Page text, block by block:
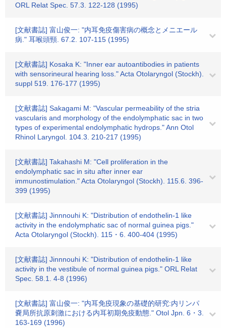
ORL Relat Spec. 57.3. 122-128 (1995)
[文献書誌] 富山俊一: "内耳免疫傷害病の概念とメニエール
病." 耳喉頭頸. 67.2. 107-115 (1995)
[文献書誌] Kosaka K: "Inner ear autoantibodies in patients
with sensorineural hearing loss." Acta Otolaryngol (Stockh).
suppl 519. 176-177 (1995)
[文献書誌] Sakagami M: "Vascular permeability of the stria
vascularis and morphology of the endolymphatic sac in two
types of experimental endolymphatic hydrops." Ann Otol
Rhinol Laryngol. 104.3. 210-217 (1995)
[文献書誌] Takahashi M: "Cell proliferation in the
endolymphatic sac in situ after inner ear
immunostimulation." Acta Otolaryngol (Stockh). 115.6. 396-
399 (1995)
[文献書誌] Jinnnouhi K: "Distribution of endothelin-1 like
activity in the endolymphatic sac of normal guinea pigs."
Acta Otolaryngol (Stockh). 115・6. 400-404 (1995)
[文献書誌] Jinnnouhi K: "Distribution of endothelin-1 like
activity in the vestibule of normal guinea pigs." ORL Relat
Spec. 58.1. 4-8 (1996)
[文献書誌] 富山俊一: "内耳免疫現象の基礎的研究:内リンパ
嚢局所抗原刺激における内耳初期免疫動態." Otol Jpn. 6・3.
163-169 (1996)